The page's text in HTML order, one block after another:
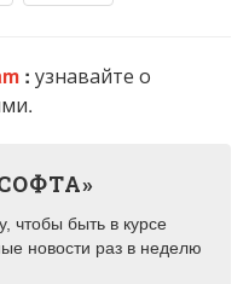
: узнавайте о
чтобы быть в курсе
новости раз в неделю